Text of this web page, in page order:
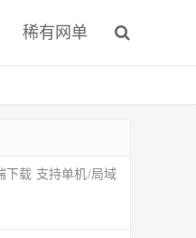
稀有网单
下载 支持单机/局域